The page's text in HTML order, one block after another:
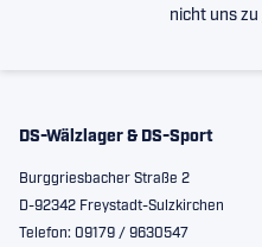
nicht uns zu
DS-Wälzlager & DS-Sport
Burggriesbacher Straße 2
D-92342 Freystadt-Sulzkirchen
Telefon: 09179 / 9630547